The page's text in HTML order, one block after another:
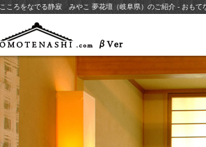
こころをなでる静寂 みやこ 夢花壇（岐阜県）のご紹介 - おもて